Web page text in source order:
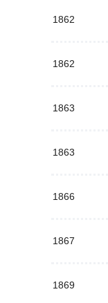
1862
1862
1863
1863
1866
1867
1869